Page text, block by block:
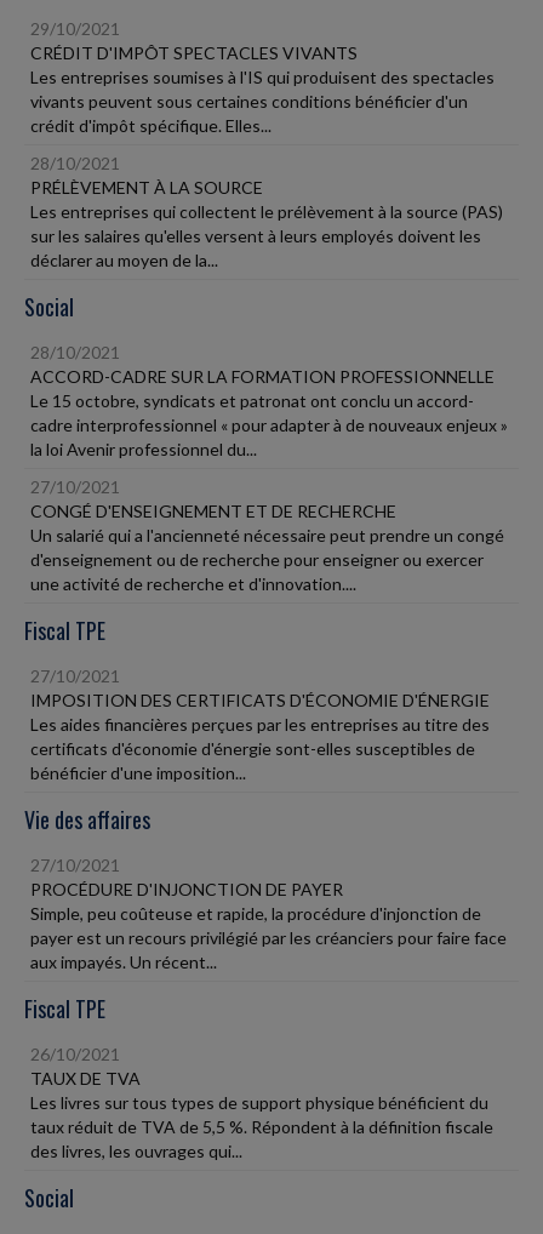
29/10/2021
CRÉDIT D'IMPÔT SPECTACLES VIVANTS
Les entreprises soumises à l'IS qui produisent des spectacles
vivants peuvent sous certaines conditions bénéficier d'un
crédit d'impôt spécifique. Elles...
28/10/2021
PRÉLÈVEMENT À LA SOURCE
Les entreprises qui collectent le prélèvement à la source (PAS)
sur les salaires qu'elles versent à leurs employés doivent les
déclarer au moyen de la...
Social
28/10/2021
ACCORD-CADRE SUR LA FORMATION PROFESSIONNELLE
Le 15 octobre, syndicats et patronat ont conclu un accord-
cadre interprofessionnel « pour adapter à de nouveaux enjeux »
la loi Avenir professionnel du...
27/10/2021
CONGÉ D'ENSEIGNEMENT ET DE RECHERCHE
Un salarié qui a l'ancienneté nécessaire peut prendre un congé
d'enseignement ou de recherche pour enseigner ou exercer
une activité de recherche et d'innovation....
Fiscal TPE
27/10/2021
IMPOSITION DES CERTIFICATS D'ÉCONOMIE D'ÉNERGIE
Les aides financières perçues par les entreprises au titre des
certificats d'économie d'énergie sont-elles susceptibles de
bénéficier d'une imposition...
Vie des affaires
27/10/2021
PROCÉDURE D'INJONCTION DE PAYER
Simple, peu coûteuse et rapide, la procédure d'injonction de
payer est un recours privilégié par les créanciers pour faire face
aux impayés. Un récent...
Fiscal TPE
26/10/2021
TAUX DE TVA
Les livres sur tous types de support physique bénéficient du
taux réduit de TVA de 5,5 %. Répondent à la définition fiscale
des livres, les ouvrages qui...
Social